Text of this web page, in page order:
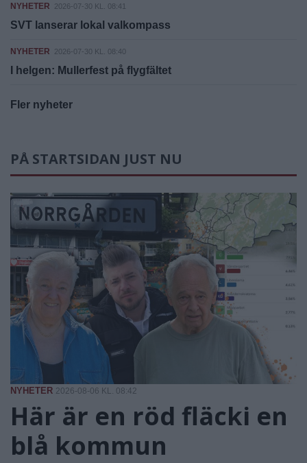
NYHETER 2026-07-30 KL. 08:41
SVT lanserar lokal valkompass
NYHETER 2026-07-30 KL. 08:40
I helgen: Mullerfest på flygfältet
Fler nyheter
PÅ STARTSIDAN JUST NU
NYHETER 2026-08-06 KL. 08:42
Här är en röd fläcki en
blå kommun